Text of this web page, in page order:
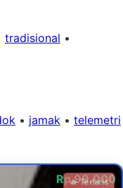
tradisional •
• jamak • telemetri
Rp 99.000
🔥 Terlaris